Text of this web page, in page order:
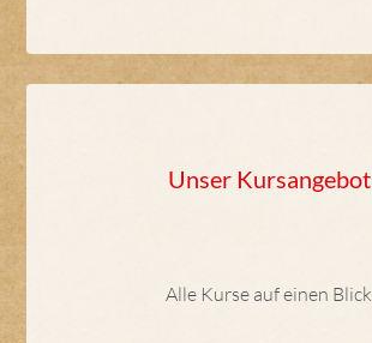
Unser Kursangebot
Alle Kurse auf einen Blick